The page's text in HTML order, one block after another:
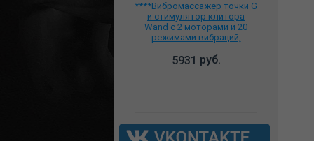
****Вибромассажер точки G
и стимулятор клитора
Wand с 2 моторами и 20
режимами вибраций,
5931 руб.